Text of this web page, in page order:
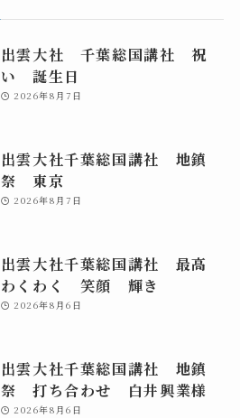
出雲大社 千葉総国講社 祝
い 誕生日
2026年8月7日
出雲大社千葉総国講社 地鎮
祭 東京
2026年8月7日
出雲大社千葉総国講社 最高
わくわく 笑顔 輝き
2026年8月6日
出雲大社千葉総国講社 地鎮
祭 打ち合わせ 白井興業様
2026年8月6日